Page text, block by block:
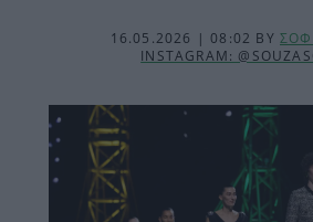
16.05.2026 | 08:02 BY
INSTAGRAM: